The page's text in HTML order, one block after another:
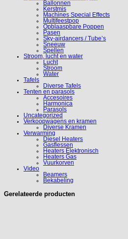
Ballonnen
Kerstmis
Machines Special Effects
Multifeestpop
Opblaaspbare Poppen
Pasen
Sky-airdancers / Tube’s
Sneeuw
Spellen
Stroom, lucht en water
Lucht
Stroom
Water
Tafels
Diverse Tafels
Tenten en parasols
Accesoires
Harmonica
Parasols
Uncategorized
Verkoopwagens en kramen
Diverse Kramen
Verwarming
Diesel Heaters
Gasflessen
Heaters Elektronisch
Heaters Gas
Vuurkorven
Video
Beamers
Bekabeling
Gerelateerde producten